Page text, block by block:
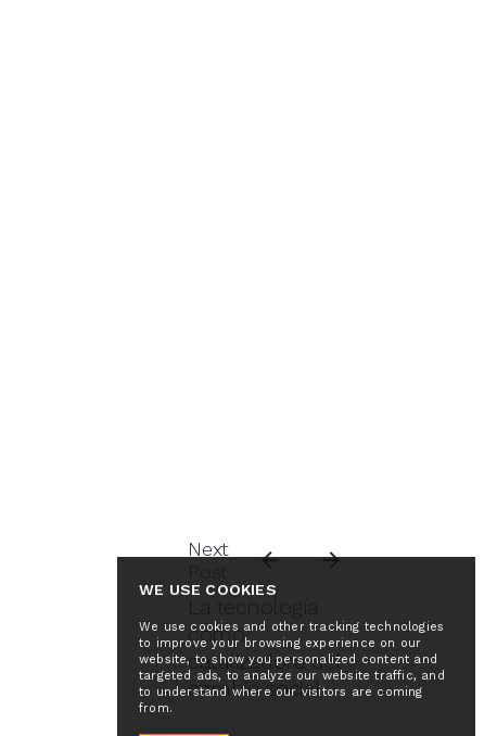
WE USE COOKIES
We use cookies and other tracking technologies
to improve your browsing experience on our
website, to show you personalized content and
targeted ads, to analyze our website traffic, and
to understand where our visitors are coming
from.
Next
como
catalizadora del
cambio social